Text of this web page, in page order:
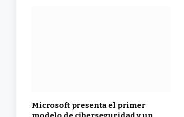
Microsoft presenta el primer